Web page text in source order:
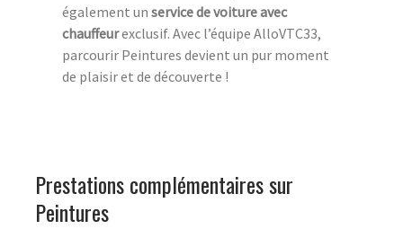
également un service de voiture avec
chauffeurexclusif. Avec l’équipe AlloVTC33,
parcourir Peintures devient un pur moment
de plaisir et de découverte !
Prestations complémentaires sur
Peintures